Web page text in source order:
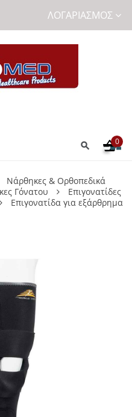
ΛΟΓΑΡΙΑΣΜΌΣ
0
Νάρθηκες & Ορθοπεδικά
Γόνατου
Επιγονατίδες
Επιγονατίδα για εξάρθρημα